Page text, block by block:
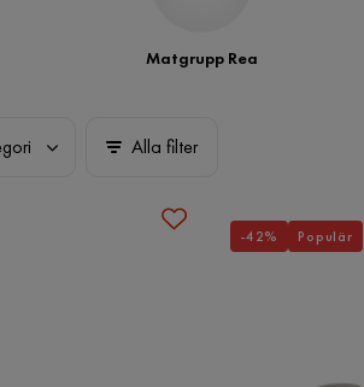
Matgrupp Rea
Alla filter
-42% Populär